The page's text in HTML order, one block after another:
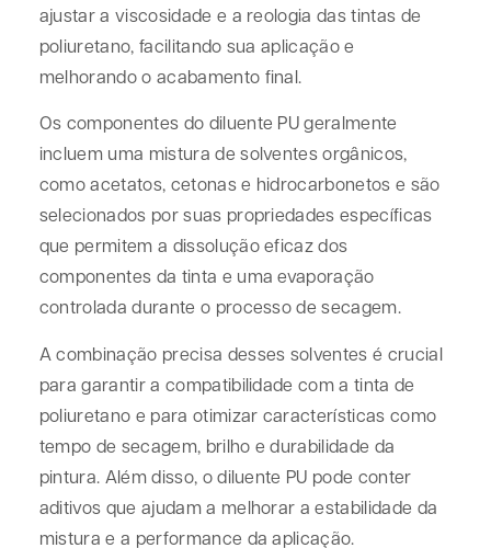
ajustar a viscosidade e a reologia das tintas de
poliuretano, facilitando sua aplicação e
melhorando o acabamento final.
Os componentes do diluente PU geralmente
incluem uma mistura de solventes orgânicos,
como acetatos, cetonas e hidrocarbonetos e são
selecionados por suas propriedades específicas
que permitem a dissolução eficaz dos
componentes da tinta e uma evaporação
controlada durante o processo de secagem.
A combinação precisa desses solventes é crucial
para garantir a compatibilidade com a tinta de
poliuretano e para otimizar características como
tempo de secagem, brilho e durabilidade da
pintura. Além disso, o diluente PU pode conter
aditivos que ajudam a melhorar a estabilidade da
mistura e a performance da aplicação.